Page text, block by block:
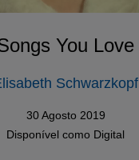
You Love
Schwarzkopf
30 Agosto 2019
Disponível como Digital